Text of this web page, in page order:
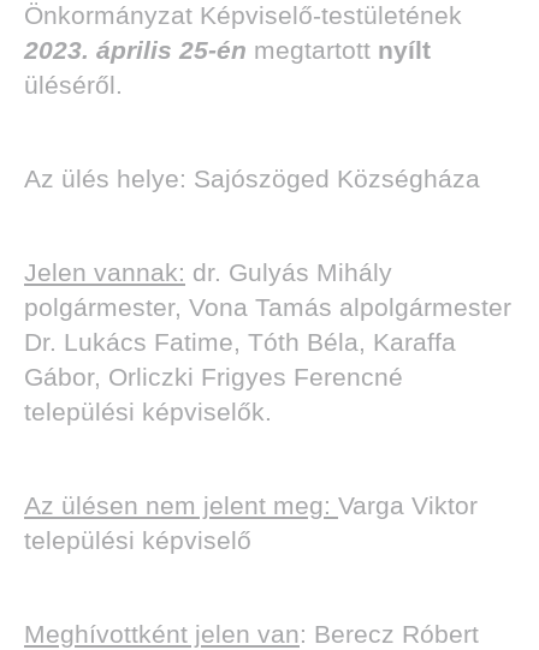
Önkormányzat Képviselő-testületének
2023. április 25-én megtartott nyílt
üléséről.
Az ülés helye: Sajószöged Községháza
Jelen vannak: dr. Gulyás Mihály
polgármester, Vona Tamás alpolgármester
Dr. Lukács Fatime, Tóth Béla, Karaffa
Gábor, Orliczki Frigyes Ferencné
települési képviselők.
Az ülésen nem jelent meg: Varga Viktor
települési képviselő
Meghívottként jelen van: Berecz Róbert